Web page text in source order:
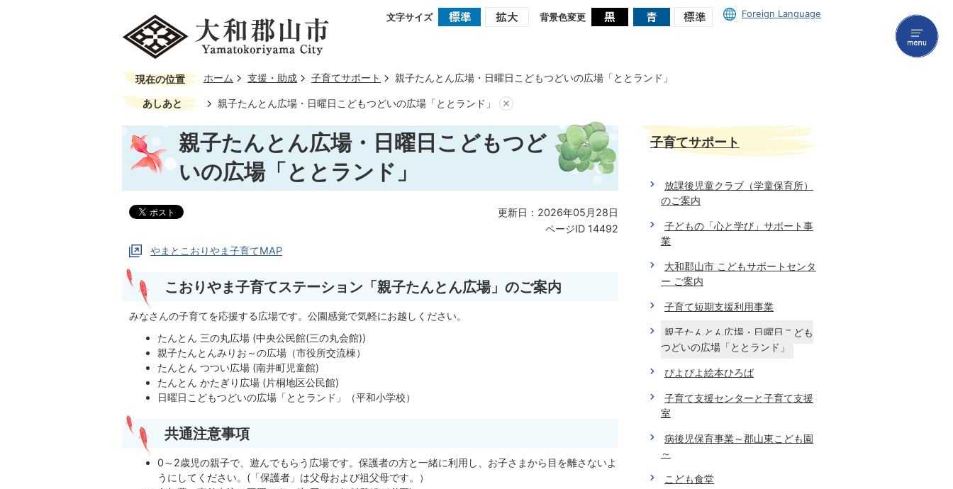
文字サイズ 背景色変更 Foreign Language
現在の位置 ホーム 支援・助成 子育てサポート 親子たんとん広場・日曜日こどもつどいの広場「ととランド」
あしあと 親子たんとん広場・日曜日こどもつどいの広場「ととランド」
親子たんとん広場・日曜日こどもつど
いの広場「ととランド」
更新日：2026年05月28日
ページID 14492
やまとこおりやま子育てMAP
こおりやま子育てステーション「親子たんとん広場」のご案内
みなさんの子育てを応援する広場です。公園感覚で気軽にお越しください。
たんとん 三の丸広場 (中央公民館(三の丸会館))
親子たんとんみりお～の広場（市役所交流棟）
たんとん つつい広場 (南井町児童館)
たんとん かたぎり広場 (片桐地区公民館)
日曜日こどもつどいの広場「ととランド」（平和小学校）
共通注意事項
0～2歳児の親子で、遊んでもらう広場です。保護者の方と一緒に利用し、お子さまから目を離さないよ
うにしてください。(「保護者」は父母および祖父母です。）
子育てサポート
放課後児童クラブ（学童保育所）
のご案内
子どもの「心と学び」サポート事
業
大和郡山市 こどもサポートセンタ
ー ご案内
子育て短期支援利用事業
親子たんとん広場・日曜日こども
つどいの広場「ととランド」
ぴよぴよ絵本ひろば
子育て支援センターと子育て支援
室
病後児保育事業～郡山東こども園
～
こども食堂